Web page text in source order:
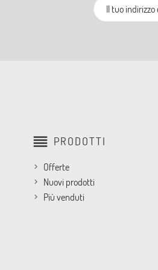
reorder PRODOTTI
Offerte
Nuovi prodotti
Più venduti